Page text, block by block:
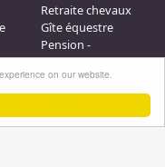
on our website.
Retraite chevaux
Gîte équestre
Pension -
Poulinieres
Promenades à
Poney
Saut d obstacle
Relais étape